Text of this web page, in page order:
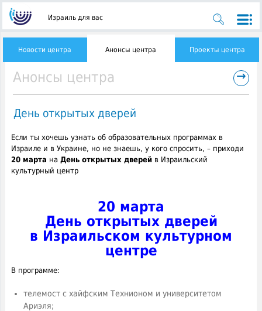
Израиль для вас
Новости центра Анонсы центра Проекты центра
Анонсы центра →
День открытых дверей
Если ты хочешь узнать об образовательных программах в
Израиле и в Украине, но не знаешь, у кого спросить, – приходи
20 марта на День открытых дверейв Израильский
культурный центр
20 марта
День открытых дверей
в Израильском культурном
центре
В программе:
телемост с хайфским Технионом и университетом
Ариэля;